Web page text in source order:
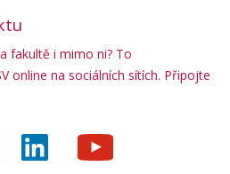
fakultě i mimo ni? To
online na sociálních sítích. Připojte